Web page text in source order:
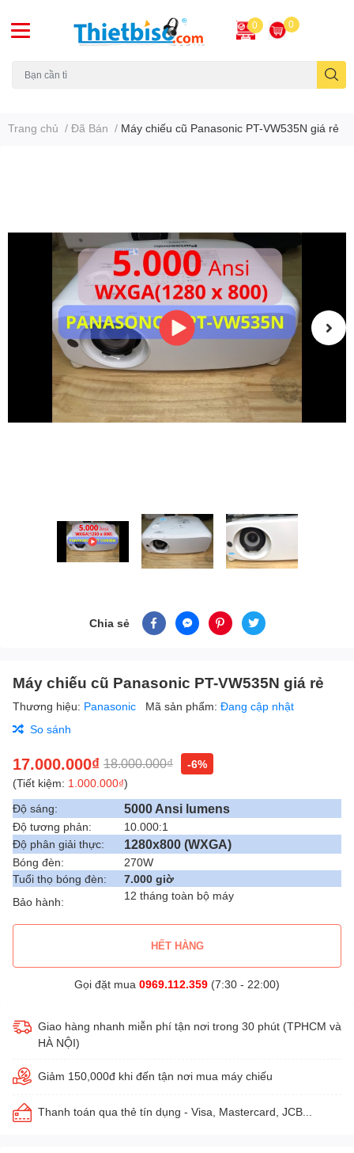
0 0
Trang chủ / Đã Bán / Máy chiếu cũ Panasonic PT-VW535N giá rẻ
Chia sẻ
Máy chiếu cũ Panasonic PT-VW535N giá rẻ
Thương hiệu: Panasonic Mã sản phẩm: Đang cập nhật
So sánh
17.000.000₫ 18.000.000₫
-6%
(Tiết kiệm: 1.000.000₫)
Độ sáng:
5000 Ansi lumens
Độ tương phản:
10.000:1
Độ phân giải thực:
1280x800 (WXGA)
Bóng đèn:
270W
Tuổi thọ bóng đèn:
7.000 giờ
Bảo hành:
12 tháng toàn bộ máy
HẾT HÀNG
Gọi đặt mua 0969.112.359 (7:30 - 22:00)
Giao hàng nhanh miễn phí tận nơi trong 30 phút (TPHCM và
HÀ NỘI)
Giảm 150,000đ khi đến tận nơi mua máy chiếu
Thanh toán qua thẻ tín dụng - Visa, Mastercard, JCB...